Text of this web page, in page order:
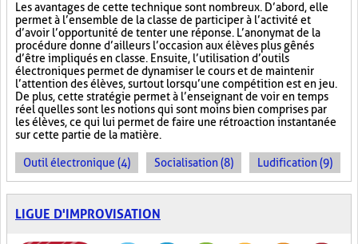
Les avantages de cette technique sont nombreux. D’abord, elle
permet à l’ensemble de la classe de participer à l’activité et
d’avoir l’opportunité de tenter une réponse. L’anonymat de la
procédure donne d’ailleurs l’occasion aux élèves plus gênés
d’être impliqués en classe. Ensuite, l’utilisation d’outils
électroniques permet de dynamiser le cours et de maintenir
l’attention des élèves, surtout lorsqu’une compétition est en jeu.
De plus, cette stratégie permet à l’enseignant de voir en temps
réel quelles sont les notions qui sont moins bien comprises par
les élèves, ce qui lui permet de faire une rétroaction instantanée
sur cette partie de la matière.
Outil électronique (4) Socialisation (8) Ludification (9)
LIGUE D'IMPROVISATION